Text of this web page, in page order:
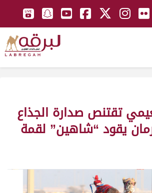
تقتنص صدارة الجذاع
يقود “شاهين” لقمة